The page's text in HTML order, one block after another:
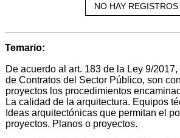
NO HAY REGISTROS
Temario:
De acuerdo al art. 183 de la Ley 9/
de Contratos del Sector Público, son
proyectos los procedimientos
La calidad de la arquitectura. Equipos
Ideas arquitectónicas que permitan el
proyectos. Planos o proyectos.